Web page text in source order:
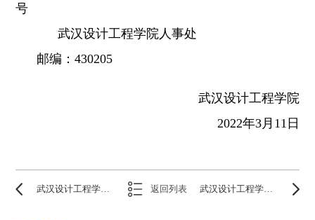
号
武汉设计工程学院人事处
邮编：430205
武汉设计工程学院
2022年3月11日
返回列表